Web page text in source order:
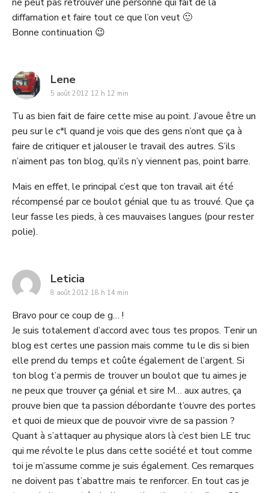
ne peut pas retrouver une personne qui fait de la
diffamation et faire tout ce que l’on veut 🙂
Bonne continuation 😉
Lenesays:
5 août 2012 12 h 12 min
Tu as bien fait de faire cette mise au point. J’avoue être un
peu sur le c*l quand je vois que des gens n’ont que ça à
faire de critiquer et jalouser le travail des autres. S’ils
n’aiment pas ton blog, qu’ils n’y viennent pas, point barre.
Mais en effet, le principal c’est que ton travail ait été
récompensé par ce boulot génial que tu as trouvé. Que ça
leur fasse les pieds, à ces mauvaises langues (pour rester
polie).
Leticia
8 août 2012 18 h 14 min
Bravo pour ce coup de g… !
Je suis totalement d’accord avec tous tes propos. Tenir un
blog est certes une passion mais comme tu le dis si bien
elle prend du temps et coûte également de l’argent. Si
ton blog t’a permis de trouver un boulot que tu aimes je
ne peux que trouver ça génial et sire M… aux autres, ça
prouve bien que ta passion débordante t’ouvre des portes
et quoi de mieux que de pouvoir vivre de sa passion ?
Quant à s’attaquer au physique alors là c’est bien LE truc
qui me révolte le plus dans cette société et tout comme
toi je m’assume comme je suis également. Ces remarques
ne doivent pas t’abattre mais te renforcer. En tout cas je